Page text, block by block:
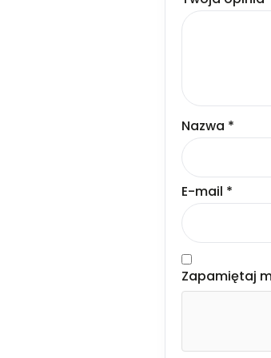
Nazwa *
E-mail *
Zapamiętaj